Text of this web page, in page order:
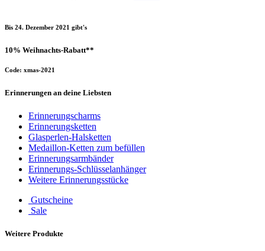
Bis 24. Dezember 2021 gibt's
10% Weihnachts-Rabatt**
Code: xmas-2021
Erinnerungen an deine Liebsten
Erinnerungscharms
Erinnerungsketten
Glasperlen-Halsketten
Medaillon-Ketten zum befüllen
Erinnerungsarmbänder
Erinnerungs-Schlüsselanhänger
Weitere Erinnerungsstücke
Gutscheine
Sale
Weitere Produkte